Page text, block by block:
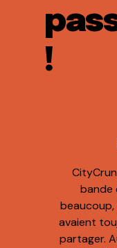
!
bande
avaient
partager.